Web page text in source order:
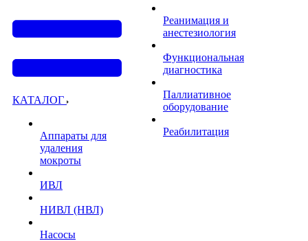
КАТАЛОГ
Аппараты для
удаления
мокроты
ИВЛ
НИВЛ (НВЛ)
Насосы
Реанимация и
анестезиология
Функциональная
диагностика
Паллиативное
оборудование
Реабилитация